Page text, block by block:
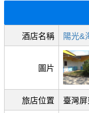
酒店名稱 陽光&
圖片
旅店位置 臺灣